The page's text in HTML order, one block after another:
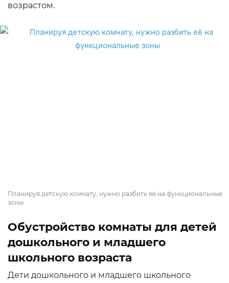
возрастом.
Планируя детскую комнату, нужно разбить её на функциональные
зоны
Обустройство комнаты для детей
дошкольного и младшего
школьного возраста
Дети дошкольного и младшего школьного